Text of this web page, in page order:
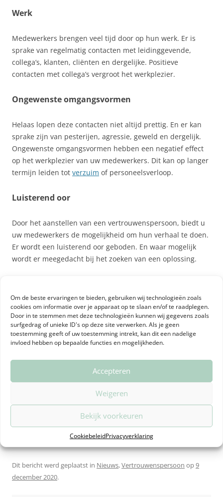
Om de beste ervaringen te bieden, gebruiken wij technologieën zoals
cookies om informatie over je apparaat op te slaan en/of te raadplegen.
Door in te stemmen met deze technologieën kunnen wij gegevens zoals
surfgedrag of unieke ID's op deze site verwerken. Als je geen
toestemming geeft of uw toestemming intrekt, kan dit een nadelige
invloed hebben op bepaalde functies en mogelijkheden.
Accepteren
Weigeren
Bekijk voorkeuren
CookiebeleidPrivacyverklaring
Werk
Medewerkers brengen veel tijd door op hun werk. Er is
sprake van regelmatig contacten met leidinggevende,
collega’s, klanten, cliënten en dergelijke. Positieve
contacten met collega’s vergroot het werkplezier.
Ongewenste omgangsvormen
Helaas lopen deze contacten niet altijd prettig. En er kan
sprake zijn van pesterijen, agressie, geweld en dergelijk.
Ongewenste omgangsvormen hebben een negatief effect
op het werkplezier van uw medewerkers. Dit kan op langer
termijn leiden tot verzuim of personeelsverloop.
Luisterend oor
Door het aanstellen van een vertrouwenspersoon, biedt u
uw medewerkers de mogelijkheid om hun verhaal te doen.
Er wordt een luisterend oor geboden. En waar mogelijk
wordt er meegedacht bij het zoeken van een oplossing.
De taken van een vertrouwenspersoon zijn onder te
verdelen indrie hoofdtaken:
Bieden van opvang, begeleiding en informeren van
Voorlichten, informeren en inspireren van uw
organisatie
Adviseren van bestuur en management van uw
bedrijf.
Benieuwd naar wat ik voor uw bedrijf zou kunnen
betekenen? Neem gerust vrijblijvendcontact
Dit bericht werd geplaatst in Nieuws,Vertrouwenspersoon op9
december 2020.